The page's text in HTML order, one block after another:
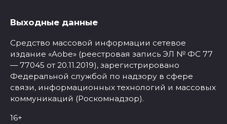
Выходные данные
Средство массовой информации сетевое
издание «Aobe» (реестровая запись ЭЛ № ФС 77
— 77045 от 20.11.2019), зарегистрировано
Федеральной службой по надзору в сфере
связи, информационных технологий и массовых
коммуникаций (Роскомнадзор).
16+